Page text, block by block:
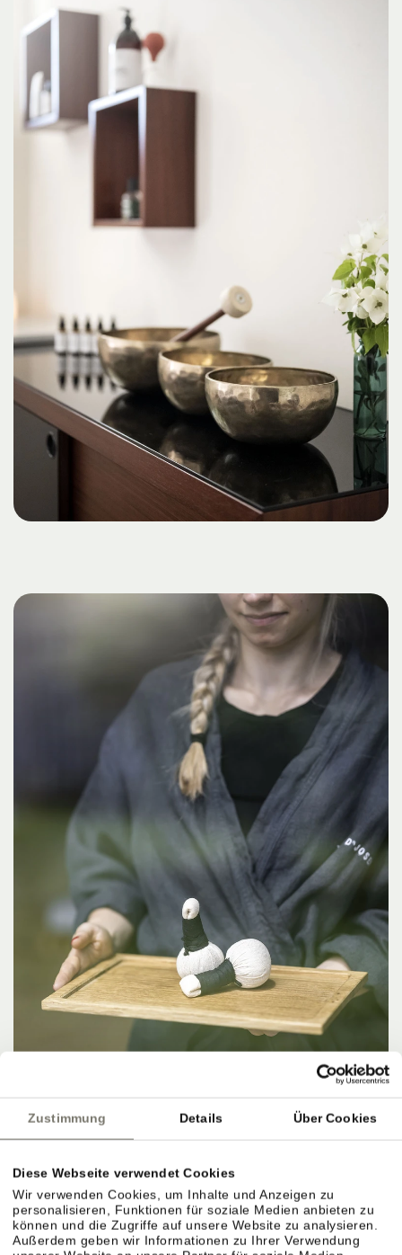
Zustimmung Details Über Cookies
Diese Webseite verwendet Cookies
Wir verwenden Cookies, um Inhalte und Anzeigen zu
personalisieren, Funktionen für soziale Medien anbieten zu
können und die Zugriffe auf unsere Website zu analysieren.
Außerdem geben wir Informationen zu Ihrer Verwendung